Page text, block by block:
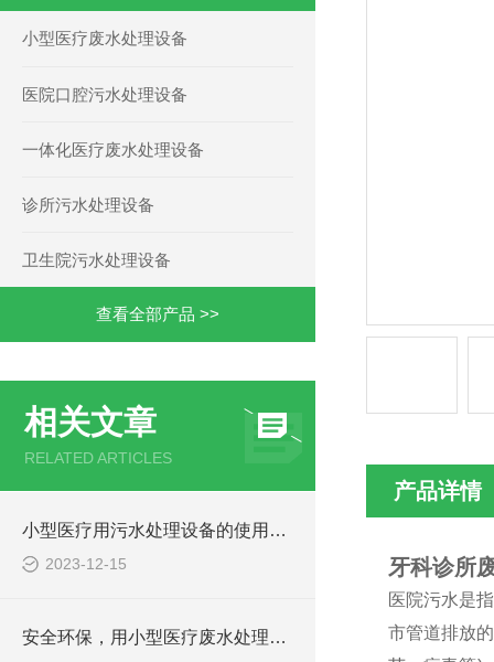
小型医疗废水处理设备
医院口腔污水处理设备
一体化医疗废水处理设备
诊所污水处理设备
卫生院污水处理设备
查看全部产品 >>
相关文章
RELATED ARTICLES
小型医疗用污水处理设备的使用注意事项
2023-12-15
安全环保，用小型医疗废水处理设备
产品详情
牙科诊所
医院污水是
市管道排放